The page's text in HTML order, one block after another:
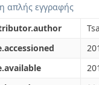
απλής εγγραφής